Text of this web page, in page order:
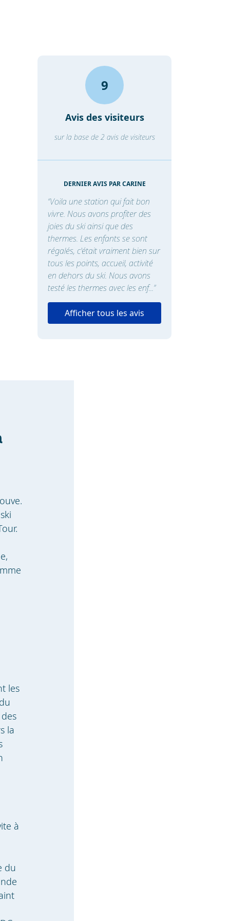
9
Avis des visiteurs
sur la base de 2 avis de visiteurs
DERNIER AVIS PAR CARINE
“Voila une station qui fait bon
vivre. Nous avons profiter des
joies du ski ainsi que des
thermes. Les enfants se sont
régalés, c'était vraiment bien sur
tous les points, accueil, activité
en dehors du ski. Nous avons
testé les thermes avec les enf...”
Afficher tous les avis
les
la
à
du